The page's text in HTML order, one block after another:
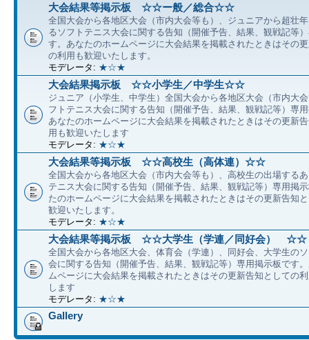
大会結果等掲示板 ☆☆ー般／総合☆☆
全国大会から各地区大会（市内大会等も）、ジュニアから超壮
るソフトテニス大会に関する告知（開催予告、結果、観戦記等
す。あなたのホームページに大会結果を掲載されたときはその
の利用も歓迎いたします。
モデレータ: ★☆★
大会結果掲示板 ☆☆小学生／中学生☆☆
ジュニア（小学生、中学生）全国大会から各地区大会（市内大
フトテニス大会に関する告知（開催予告、結果、観戦記等）専
あなたのホームページに大会結果を掲載されたときはその更新
用も歓迎いたします
モデレータ: ★☆★
大会結果等掲示板 ☆☆高校生（高体連）☆☆
全国大会から各地区大会（市内大会等も）、高校生の出場する
テニス大会に関する告知（開催予告、結果、観戦記等）専用掲
たのホームページに大会結果を掲載されたときはその更新告知
歓迎いたします。
モデレータ: ★☆★
大会結果等掲示板 ☆☆大学生（学連／同好会） ☆☆
全国大会から各地区大会、体育会（学連）、同好会、大学生の
会に関する告知（開催予告、結果、観戦記等）専用掲示板です
ムページに大会結果を掲載されたときはその更新告知としての
します
モデレータ: ★☆★
Gallery